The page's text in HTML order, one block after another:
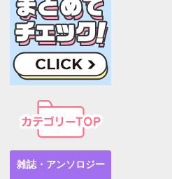
雑誌・アンソロジー